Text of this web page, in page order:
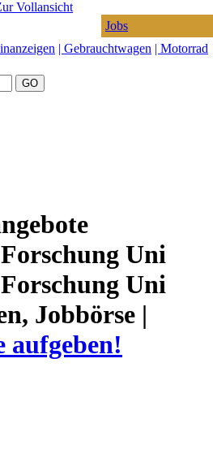
Vollansicht
Jobs
| Gebrauchtwagen | Motorrad
Uni
Uni
Jobbörse |
aufgeben!